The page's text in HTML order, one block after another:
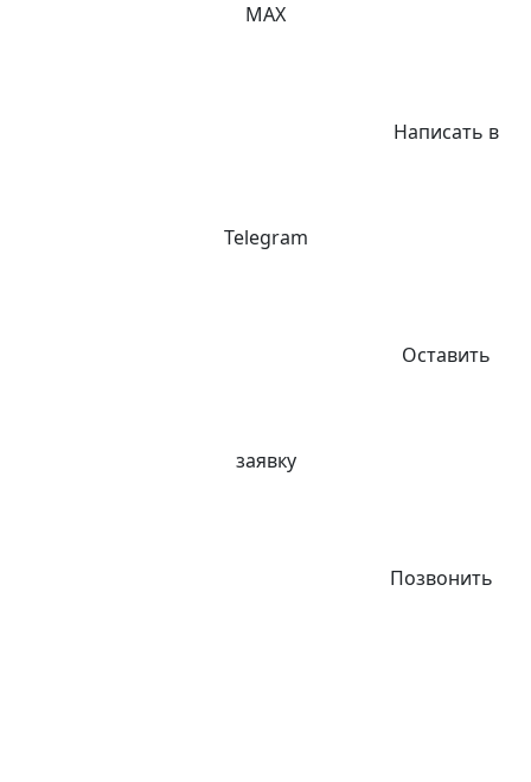
MAX
Написать в
Telegram
Оставить
заявку
Позвонить